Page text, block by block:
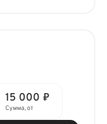
15 000 ₽
Сумма, от